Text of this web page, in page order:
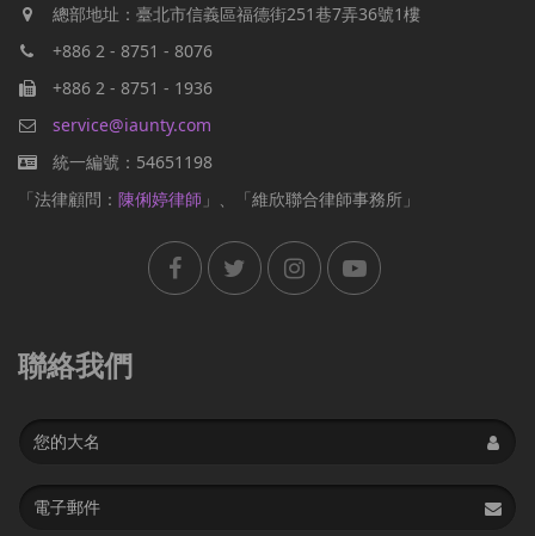
總部地址：臺北市信義區福德街251巷7弄36號1樓
+886 2 - 8751 - 8076
+886 2 - 8751 - 1936
service@iaunty.com
統一編號：54651198
「法律顧問： 陳俐婷律師 」、「維欣聯合律師事務所」
聯絡我們
Name
Email
address